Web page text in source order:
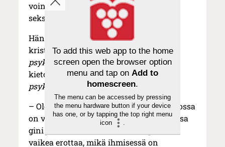
voinut ilmetä vaikkapa erilaisina
seksihurjasteluina, Heinimäki sanoo.
Hänen mukaansa juutalaisessa ja
kristillisessä traditiossa henki (kreikan
psykhee) ja ruumis (kreikansooma)
kietoutuvat yhteen, eli ihminen on
psykosomaattinenkokonaisuus.
– Olen verrannut ihmistä gin toniciin, jossa
on vaikea erottaa, milloin maistuu suussa
gini ja milloin tonic. Samaan tapaan on
vaikea erottaa, mikä ihmisessä on
To add this web app to the home
screen open the browser option
menu and tap on Add to
homescreen.
The menu can be accessed by pressing
the menu hardware button if your device
has one, or by tapping the top right menu
icon
.